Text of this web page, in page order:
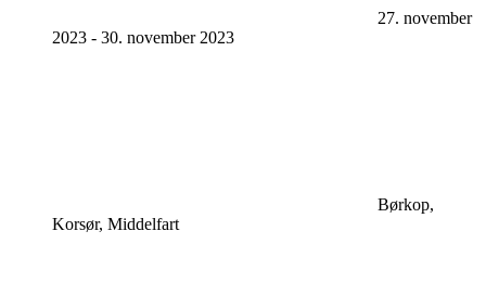
27. november
2023 - 30. november 2023
Børkop,
Korsør, Middelfart